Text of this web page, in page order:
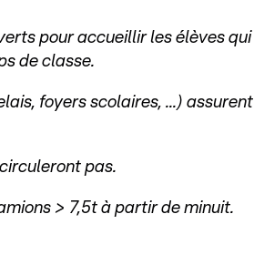
pour accueillir les élèves qui
de classe.
foyers scolaires, ...) assurent
pas.
> 7,5t à partir de minuit.